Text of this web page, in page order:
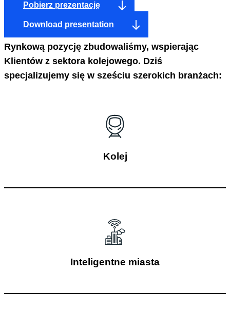
Pobierz prezentację
Download presentation
Rynkową pozycję zbudowaliśmy, wspierając
Klientów z sektora kolejowego. Dziś
specjalizujemy się w sześciu szerokich branżach:
Kolej
Inteligentne miasta